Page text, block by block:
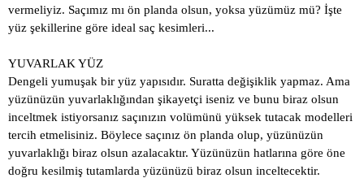
vermeliyiz. Saçımız mı ön planda olsun, yoksa yüzümüz mü? İşte
yüz şekillerine göre ideal saç kesimleri...
YUVARLAK YÜZ
Dengeli yumuşak bir yüz yapısıdır. Suratta değişiklik yapmaz. Ama
yüzünüzün yuvarlaklığından şikayetçi iseniz ve bunu biraz olsun
inceltmek istiyorsanız saçınızın volümünü yüksek tutacak modelleri
tercih etmelisiniz. Böylece saçınız ön planda olup, yüzünüzün
yuvarlaklığı biraz olsun azalacaktır. Yüzünüzün hatlarına göre öne
doğru kesilmiş tutamlarda yüzünüzü biraz olsun inceltecektir.